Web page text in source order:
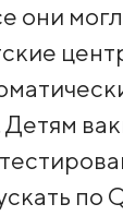
они
Детям
по